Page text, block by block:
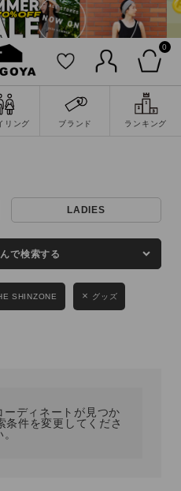
0
リング ブランド ランキング
細検索
KIDS
LADIES
で検索する
SHINZONE グッズ
ディネートが見つか
条件を変更してくださ